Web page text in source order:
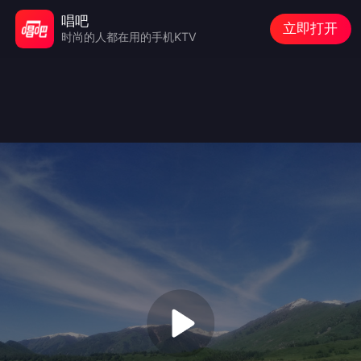
唱吧
时尚的人都在用的手机KTV
立即打开